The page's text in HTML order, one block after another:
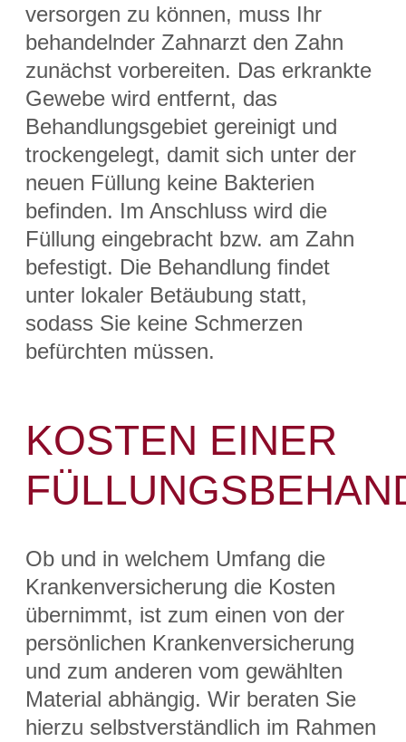
versorgen zu können, muss Ihr
behandelnder Zahnarzt den Zahn
zunächst vorbereiten. Das erkrankte
Gewebe wird entfernt, das
Behandlungsgebiet gereinigt und
trockengelegt, damit sich unter der
neuen Füllung keine Bakterien
befinden. Im Anschluss wird die
Füllung eingebracht bzw. am Zahn
befestigt. Die Behandlung findet
unter lokaler Betäubung statt,
sodass Sie keine Schmerzen
befürchten müssen.
KOSTEN EINER
Ob und in welchem Umfang die
Krankenversicherung die Kosten
übernimmt, ist zum einen von der
persönlichen Krankenversicherung
und zum anderen vom gewählten
Material abhängig. Wir beraten Sie
hierzu selbstverständlich im Rahmen